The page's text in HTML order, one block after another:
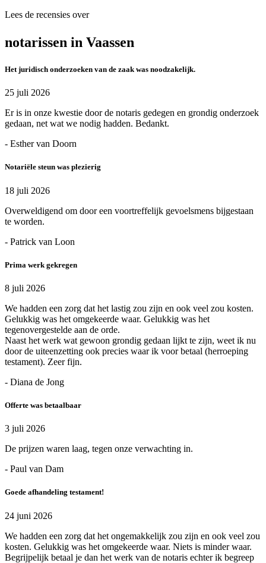
Lees de recensies over
notarissen in Vaassen
Het juridisch onderzoeken van de zaak was noodzakelijk.
25 juli 2026
Er is in onze kwestie door de notaris gedegen en grondig onderzoek
gedaan, net wat we nodig hadden. Bedankt.
- Esther van Doorn
Notariële steun was plezierig
18 juli 2026
Overweldigend om door een voortreffelijk gevoelsmens bijgestaan
te worden.
- Patrick van Loon
Prima werk gekregen
8 juli 2026
We hadden een zorg dat het lastig zou zijn en ook veel zou kosten.
Gelukkig was het omgekeerde waar. Gelukkig was het
tegenovergestelde aan de orde.
Naast het werk wat gewoon grondig gedaan lijkt te zijn, weet ik nu
door de uiteenzetting ook precies waar ik voor betaal (herroeping
testament). Zeer fijn.
- Diana de Jong
Offerte was betaalbaar
3 juli 2026
De prijzen waren laag, tegen onze verwachting in.
- Paul van Dam
Goede afhandeling testament!
24 juni 2026
We hadden een zorg dat het ongemakkelijk zou zijn en ook veel zou
kosten. Gelukkig was het omgekeerde waar. Niets is minder waar.
Begrijpelijk betaal je dan het werk van de notaris echter ik begreep